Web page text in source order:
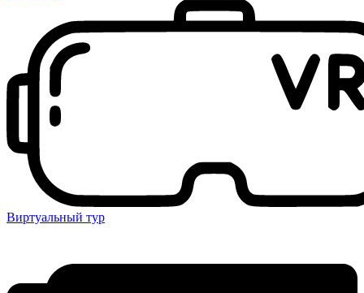
Виртуальный тур